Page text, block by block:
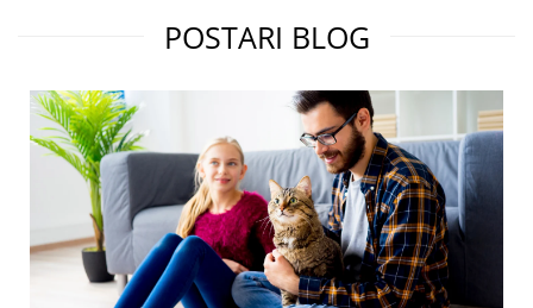
treia comanda recomand cu
mult drag !
POSTARI BLOG